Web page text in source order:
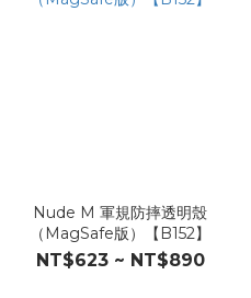
Nude M 軍規防摔透明殼
（MagSafe版）【B152】
NT$623 ~ NT$890